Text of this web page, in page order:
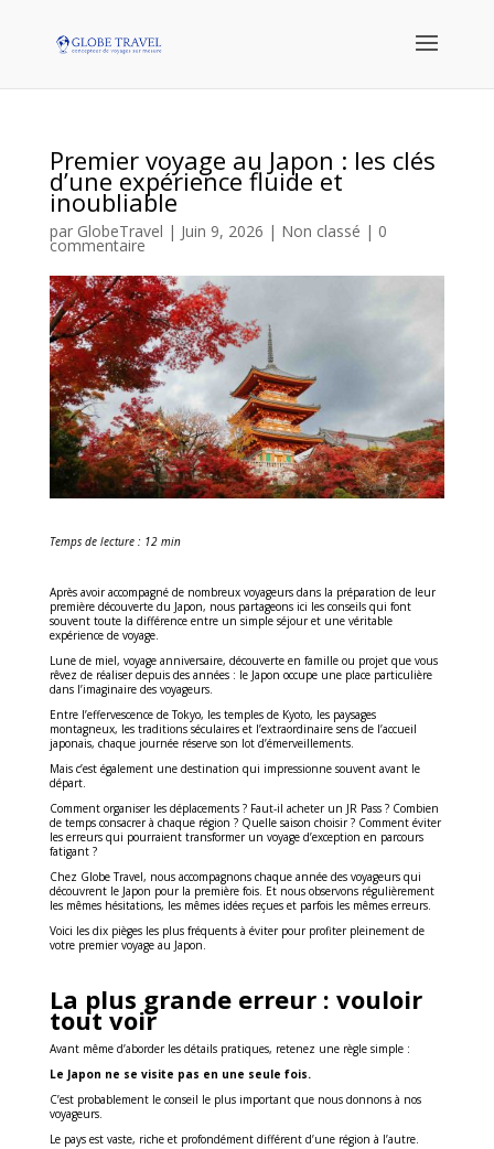
Premier voyage au Japon : les clés
d’une expérience fluide et
inoubliable
par GlobeTravel | Juin 9, 2026 | Non classé | 0
commentaire
Temps de lecture : 12 min
Après avoir accompagné de nombreux voyageurs dans la préparation de leur
première découverte du Japon, nous partageons ici les conseils qui font
souvent toute la différence entre un simple séjour et une véritable
expérience de voyage.
Lune de miel, voyage anniversaire, découverte en famille ou projet que vous
rêvez de réaliser depuis des années : le Japon occupe une place particulière
dans l’imaginaire des voyageurs.
Entre l’effervescence de Tokyo, les temples de Kyoto, les paysages
montagneux, les traditions séculaires et l’extraordinaire sens de l’accueil
japonais, chaque journée réserve son lot d’émerveillements.
Mais c’est également une destination qui impressionne souvent avant le
départ.
Comment organiser les déplacements ? Faut-il acheter un JR Pass ? Combien
de temps consacrer à chaque région ? Quelle saison choisir ? Comment éviter
les erreurs qui pourraient transformer un voyage d’exception en parcours
fatigant ?
Chez Globe Travel, nous accompagnons chaque année des voyageurs qui
découvrent le Japon pour la première fois. Et nous observons régulièrement
les mêmes hésitations, les mêmes idées reçues et parfois les mêmes erreurs.
Voici les dix pièges les plus fréquents à éviter pour profiter pleinement de
votre premier voyage au Japon.
La plus grande erreur : vouloir
tout voir
Avant même d’aborder les détails pratiques, retenez une règle simple :
Le Japon ne se visite pas en une seule fois.
C’est probablement le conseil le plus important que nous donnons à nos
voyageurs.
Le pays est vaste, riche et profondément différent d’une région à l’autre.